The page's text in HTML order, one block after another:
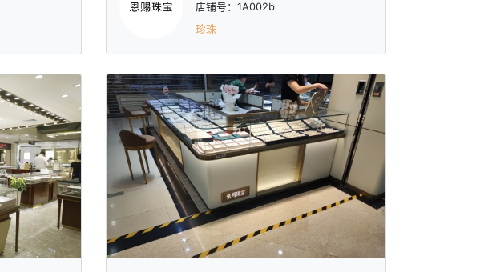
店铺号：1A002b
珍珠